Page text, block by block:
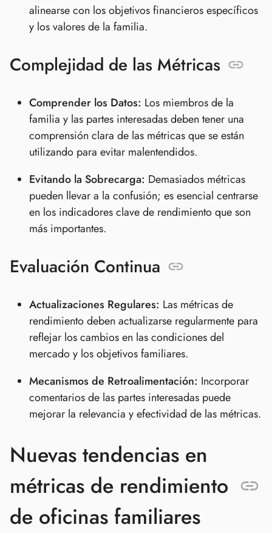
alinearse con los objetivos financieros específicos
y los valores de la familia.
Complejidad de las Métricas
Comprender los Datos: Los miembros de la
familia y las partes interesadas deben tener una
comprensión clara de las métricas que se están
utilizando para evitar malentendidos.
Evitando la Sobrecarga: Demasiados métricas
pueden llevar a la confusión; es esencial centrarse
en los indicadores clave de rendimiento que son
más importantes.
Evaluación Continua
Actualizaciones Regulares: Las métricas de
rendimiento deben actualizarse regularmente para
reflejar los cambios en las condiciones del
mercado y los objetivos familiares.
Mecanismos de Retroalimentación: Incorporar
comentarios de las partes interesadas puede
mejorar la relevancia y efectividad de las métricas.
Nuevas tendencias en
métricas de rendimiento
de oficinas familiares